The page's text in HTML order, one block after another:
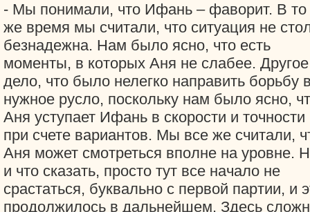
- Мы понимали, что Ифань – фаворит. В то
же время мы считали, что ситуация не
безнадежна. Нам было ясно, что есть
моменты, в которых Аня не слабее. Другое
дело, что было нелегко направить борьбу
нужное русло, поскольку нам было ясно,
Аня уступает Ифань в скорости и точности
при счете вариантов. Мы все же считали,
Аня может смотреться вполне на уровне.
и что сказать, просто тут все начало не
срастаться, буквально с первой партии, и
продолжилось в дальнейшем. Здесь